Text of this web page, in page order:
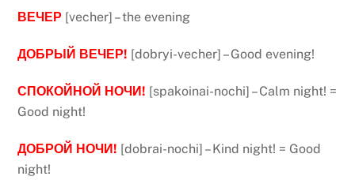
ВЕЧЕР [vecher] – the evening
ДОБРЫЙ ВЕЧЕР! [dobryi-vecher] – Good evening!
СПОКОЙНОЙ НОЧИ! [spakoinai-nochi] – Calm night! =
Good night!
ДОБРОЙ НОЧИ! [dobrai-nochi] – Kind night! = Good
night!